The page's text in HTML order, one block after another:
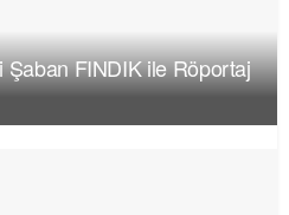
Şaban FINDIK ile Röportaj